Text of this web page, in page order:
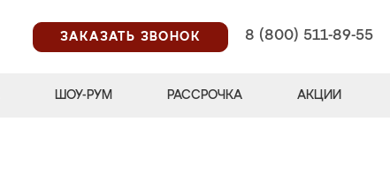
ЗАКАЗАТЬ ЗВОНОК
8 (800) 511-89-55
ШОУ-РУМ РАССРОЧКА АКЦИИ